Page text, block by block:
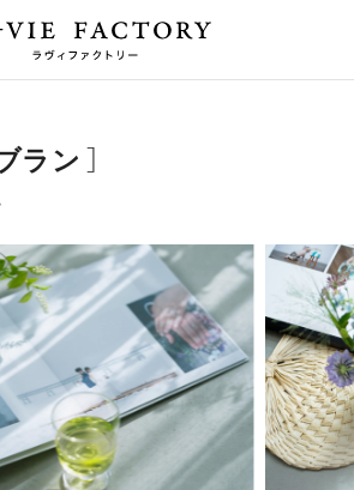
ラン